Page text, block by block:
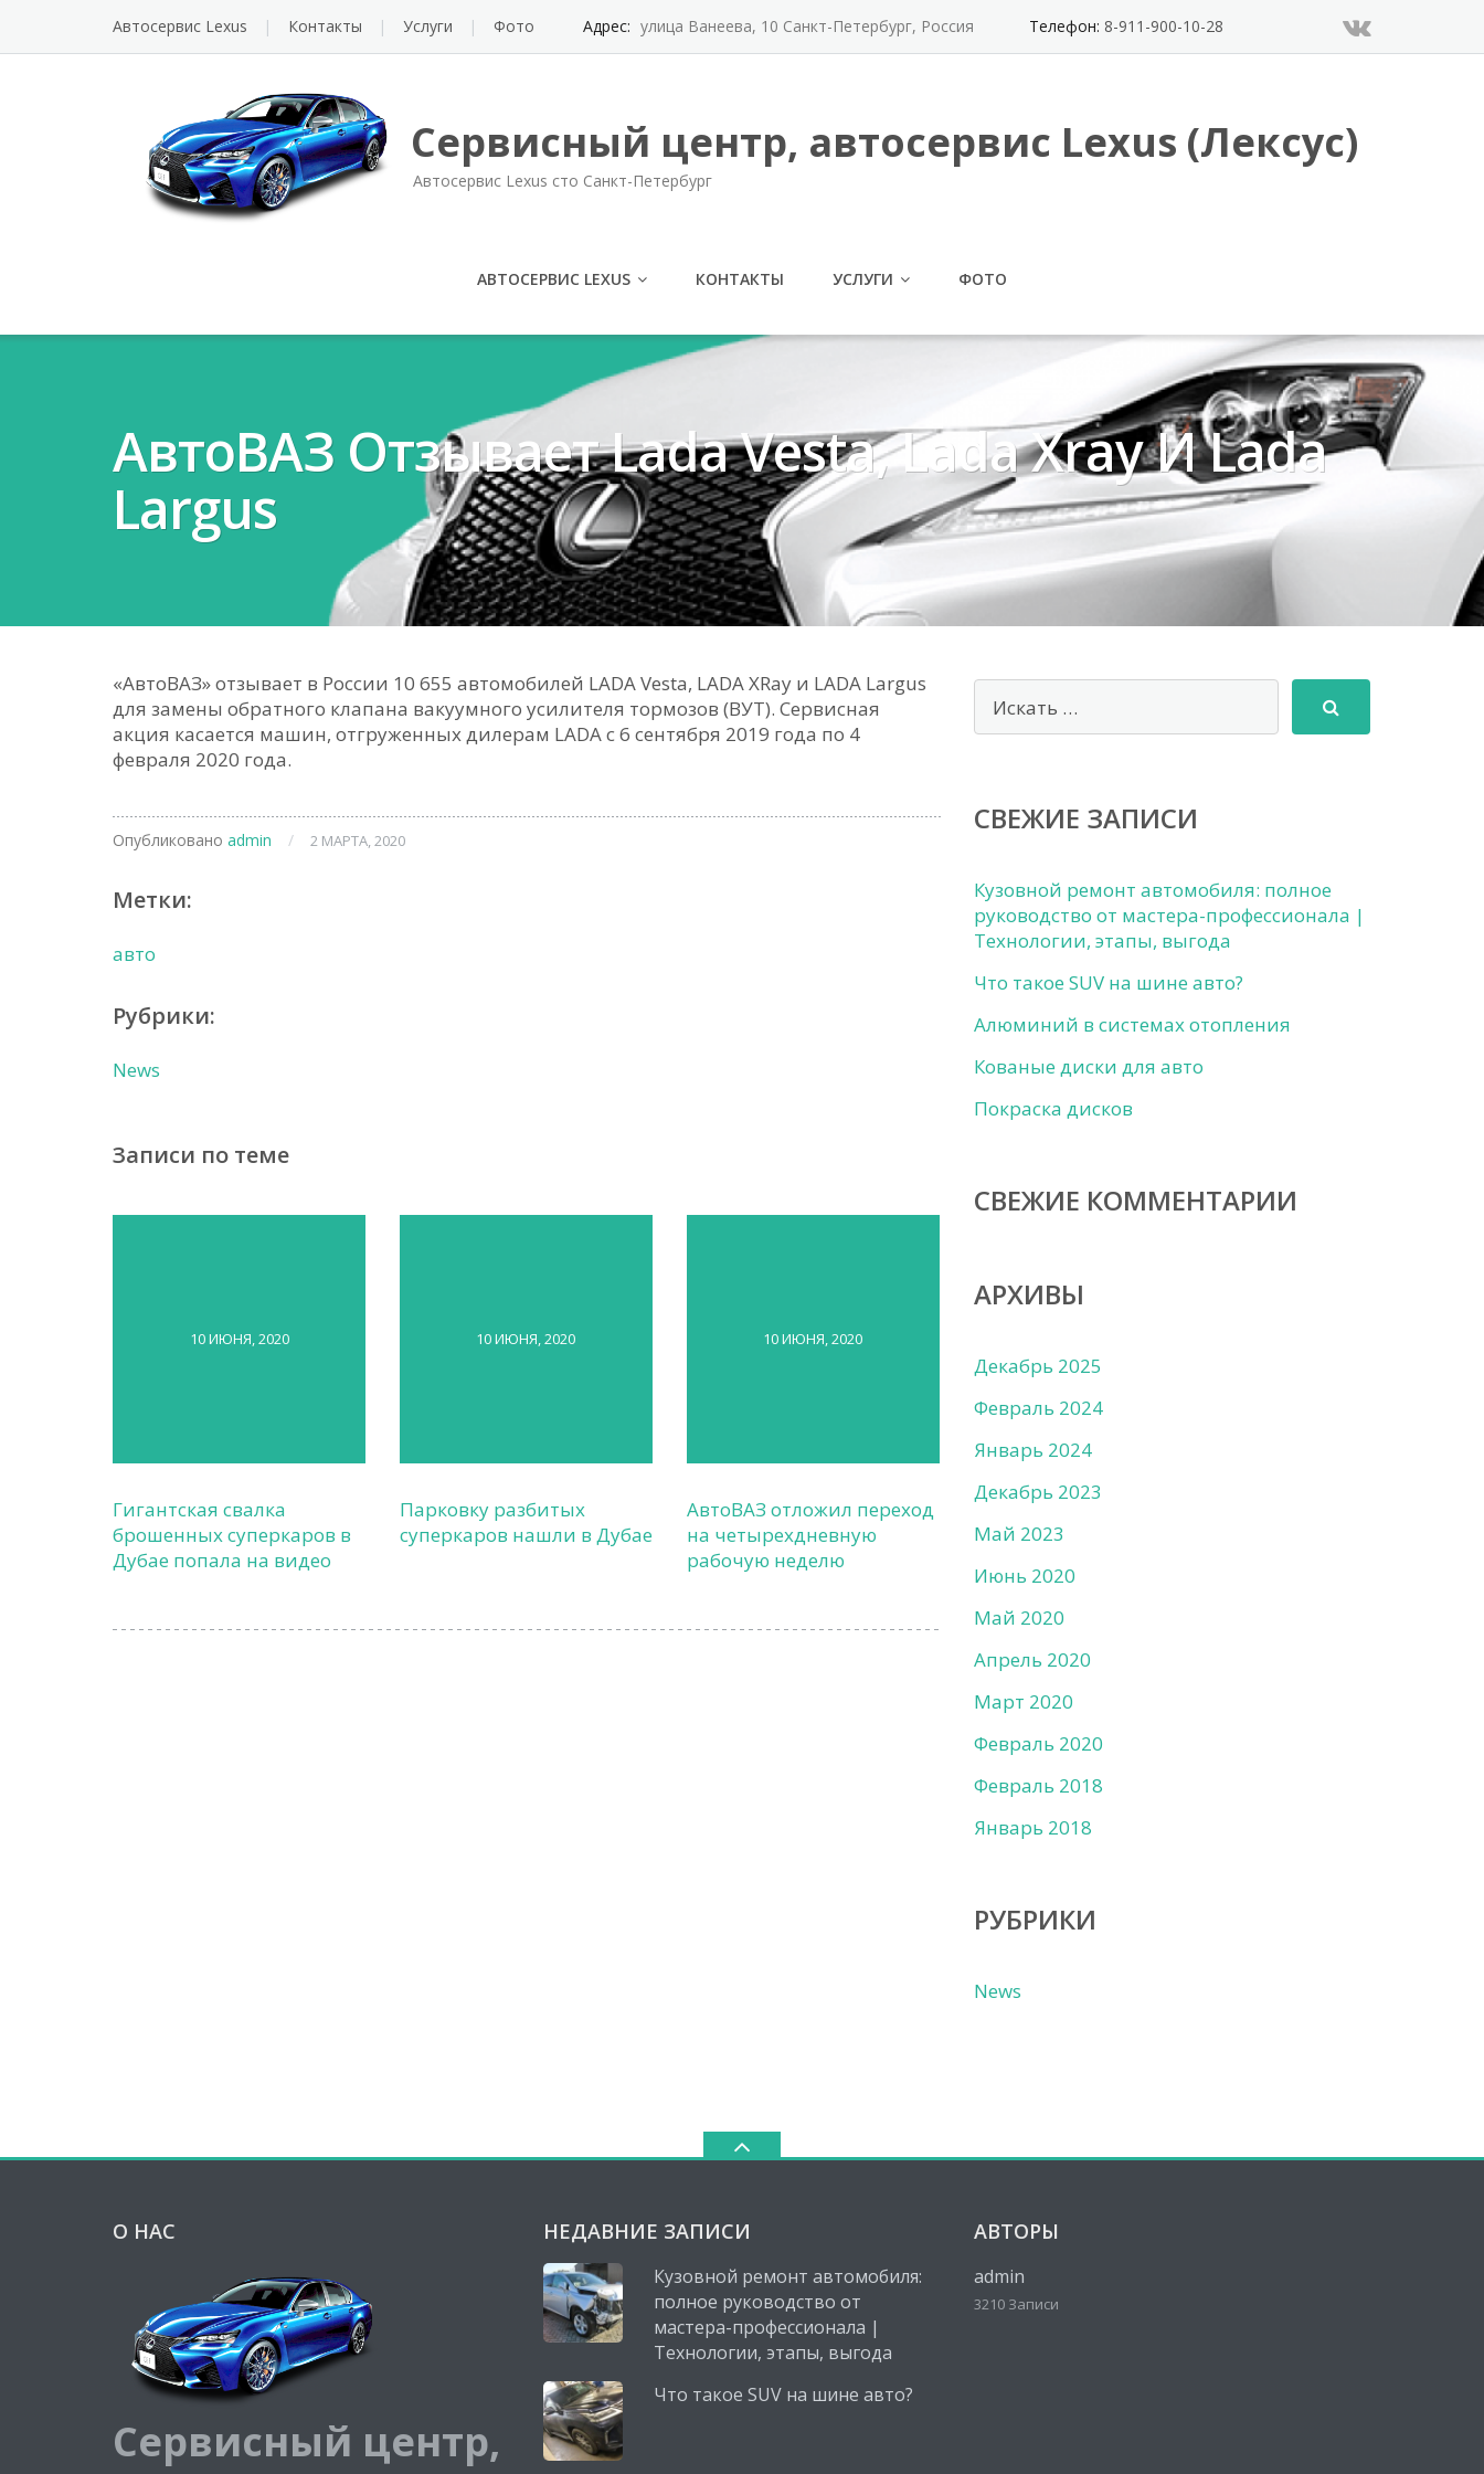
Автосервис Lexus Контакты Услуги Фото Адрес: улица Ванеева, 10 Санкт-Петербург, Россия Телефон: 8-911-900-10-28
Сервисный центр, автосервис Lexus (Лексус)
Автосервис Lexus сто Санкт-Петербург
АВТОСЕРВИС LEXUS КОНТАКТЫ УСЛУГИ ФОТО
АвтоВАЗ Отзывает Lada Vesta, Lada Xray И Lada
Largus
«АвтоВАЗ» отзывает в России 10 655 автомобилей LADA Vesta, LADA XRay и LADA Largus
для замены обратного клапана вакуумного усилителя тормозов (ВУТ). Сервисная
акция касается машин, отгруженных дилерам LADA с 6 сентября 2019 года по 4
февраля 2020 года.
Опубликовано admin / 2 МАРТА, 2020
Метки:
авто
Рубрики:
News
Записи по теме
10 ИЮНЯ, 2020
Гигантская свалка
брошенных суперкаров в
Дубае попала на видео
10 ИЮНЯ, 2020
Парковку разбитых
суперкаров нашли в Дубае
10 ИЮНЯ, 2020
АвтоВАЗ отложил переход
на четырехдневную
рабочую неделю
СВЕЖИЕ ЗАПИСИ
Кузовной ремонт автомобиля: полное
руководство от мастера-профессионала |
Технологии, этапы, выгода
Что такое SUV на шине авто?
Алюминий в системах отопления
Кованые диски для авто
Покраска дисков
СВЕЖИЕ КОММЕНТАРИИ
АРХИВЫ
Декабрь 2025
Февраль 2024
Январь 2024
Декабрь 2023
Май 2023
Июнь 2020
Май 2020
Апрель 2020
Март 2020
Февраль 2020
Февраль 2018
Январь 2018
РУБРИКИ
News
О НАС
Сервисный центр,
НЕДАВНИЕ ЗАПИСИ
Кузовной ремонт автомобиля:
полное руководство от
мастера-профессионала |
Технологии, этапы, выгода
Что такое SUV на шине авто?
АВТОРЫ
admin
3210 Записи